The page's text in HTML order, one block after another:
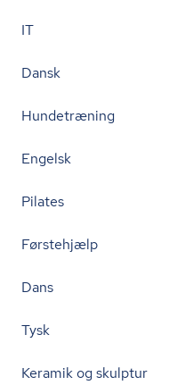
IT
Dansk
Hundetræning
Engelsk
Pilates
Førstehjælp
Dans
Tysk
Keramik og skulptur